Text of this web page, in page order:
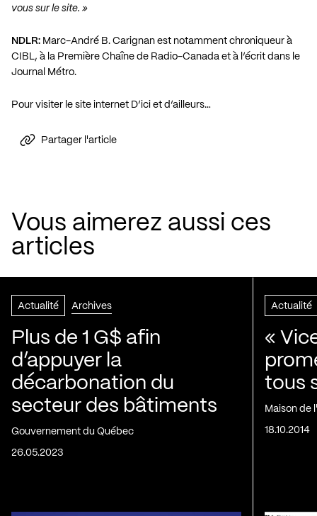
vous sur le site. »
NDLR: Marc-André B. Carignan est notamment chroniqueur à
CIBL, à la Première Chaîne de Radio-Canada et à l’écrit dans le
Journal Métro.
Pour visiter le site internet D’ici et d’ailleurs…
Partager l'article
Vous aimerez aussi ces
articles
Actualité Archives
Plus de 1 G$ afin
d’appuyer la
décarbonation du
secteur des bâtiments
Gouvernement du Québec
26.05.2023
Actualité
«
tous
Maison de
18.10.2014